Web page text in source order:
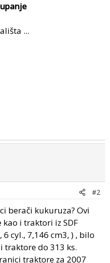
...
#2
berači kukuruza? Ovi
i traktori iz SDF
6 cyl., 7,146 cm3, ) , bilo
do 313 ks.
traktore za 2007